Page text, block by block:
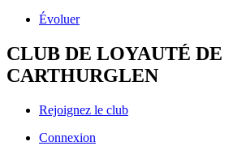
Évoluer
CLUB DE LOYAUTÉ DE
CARTHURGLEN
Rejoignez le club
Connexion